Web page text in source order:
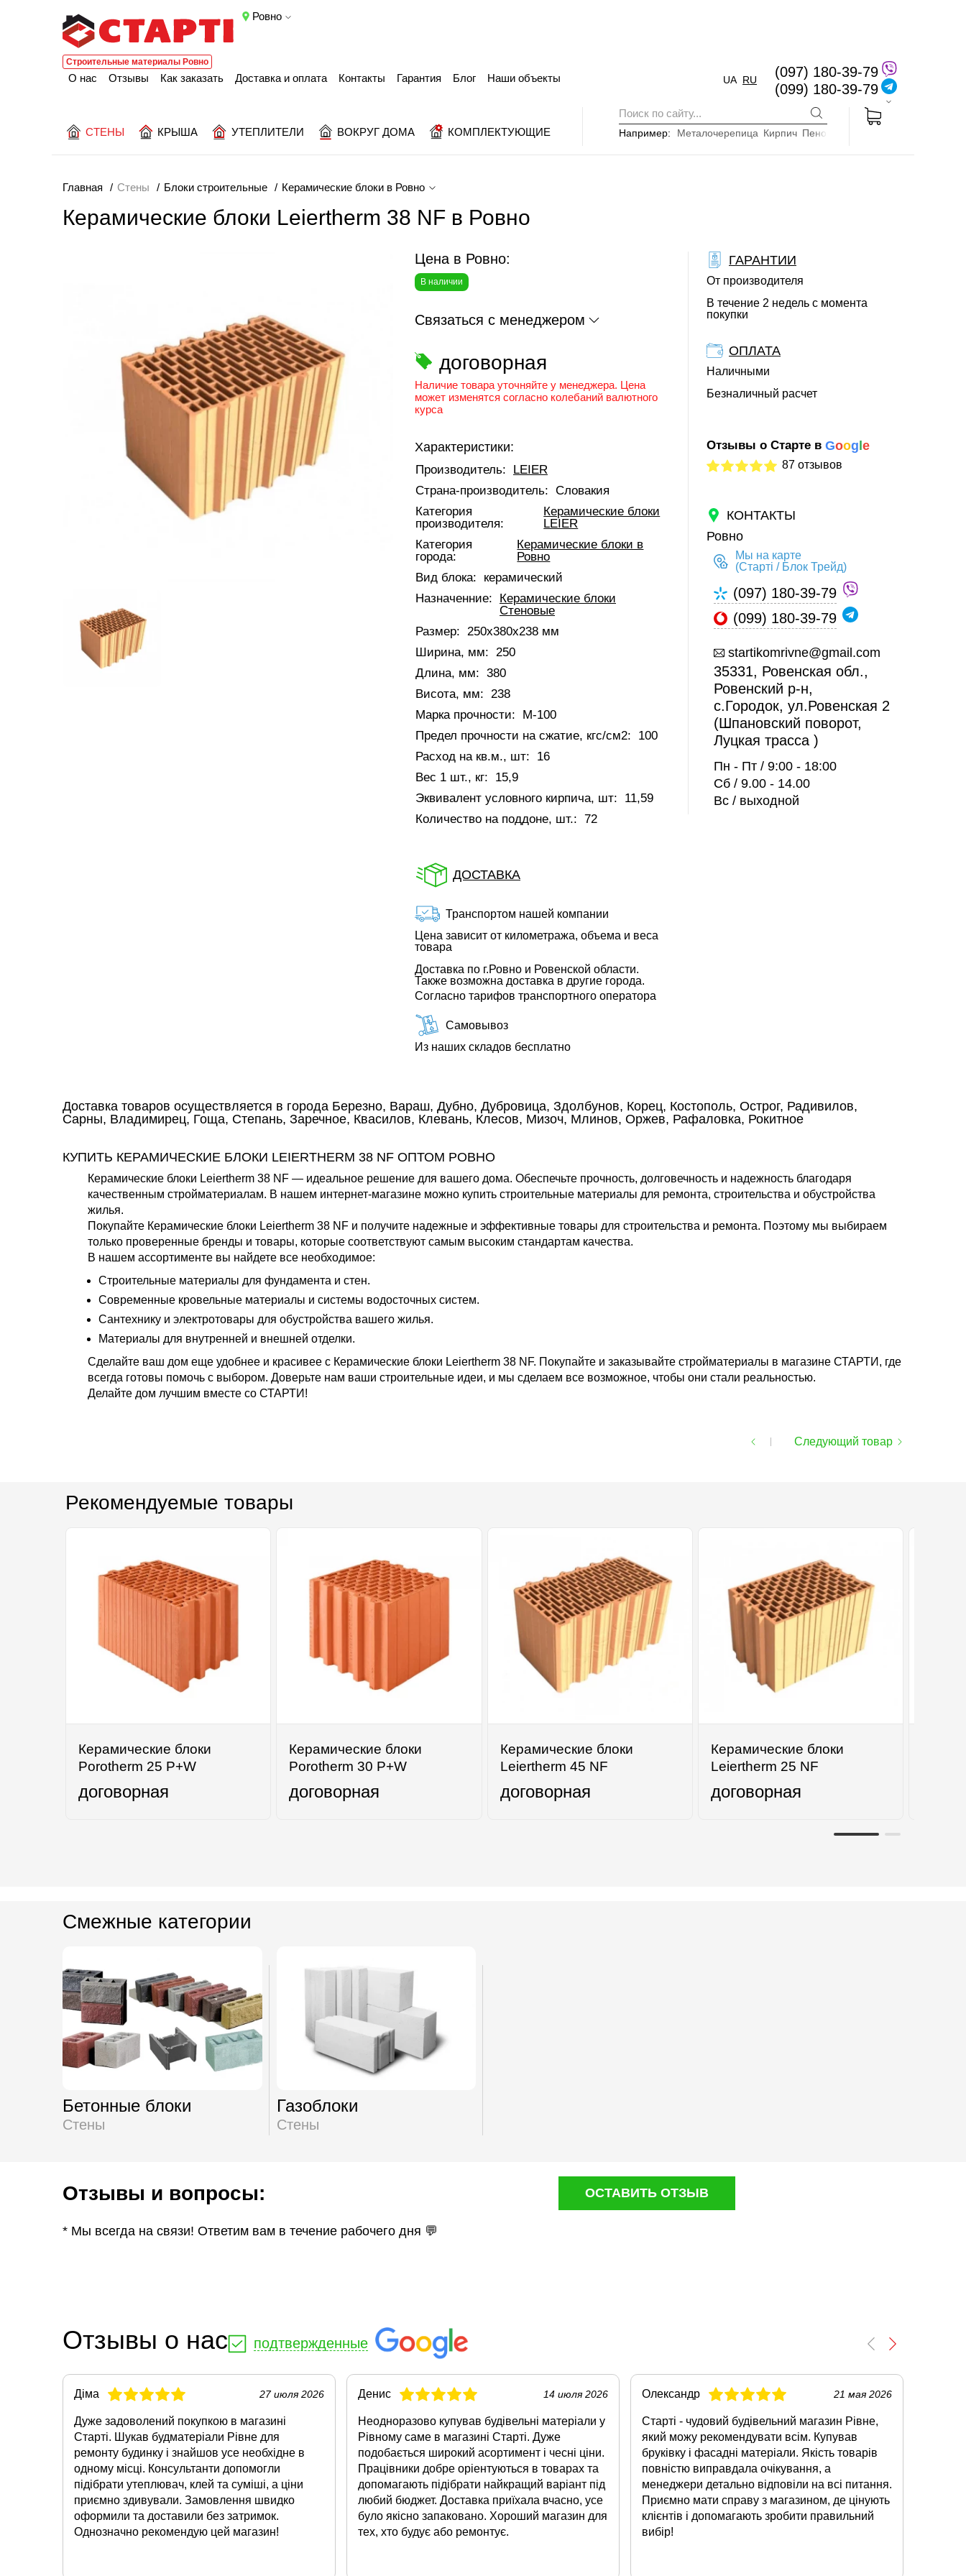
Ровно
Строительные материалы Ровно
Например: Металочерепица Кирпич Пенопласт
СТЕНЫ КРЫША УТЕПЛИТЕЛИ ВОКРУГ ДОМА КОМПЛЕКТУЮЩИЕ
(097) 180-39-79
(099) 180-39-79
О нас Отзывы Как заказать Доставка и оплата Контакты Гарантия Блог Наши объекты UA RU
Главная Стены Блоки строительные Керамические блоки в Ровно
Керамические блоки Leiertherm 38 NF в Ровно
Цена в Ровно:
В наличии
Связаться с менеджером
договорная
Наличие товара уточняйте у менеджера. Цена
может изменятся согласно колебаний валютного
курса
Характеристики:
Производитель:
LEIER
Страна-производитель: Словакия
Категория
производителя:
Керамические блоки
LEIER
Категория
города:
Керамические блоки в
Ровно
Вид блока:
керамический
Назначенние:
Керамические блоки
Стеновые
Размер: 250x380x238 мм
Ширина, мм: 250
Длина, мм: 380
Висота, мм: 238
Марка прочности:
М-100
Предел прочности на сжатие, кгс/см2:
100
Расход на кв.м., шт:
16
Вес 1 шт., кг:
15,9
Эквивалент условного кирпича, шт:
11,59
Количество на поддоне, шт.: 72
ДОСТАВКА
Транспортом нашей компании
Цена зависит от километража, объема и веса
товара
Доставка по г.Ровно и Ровенской области.
Также возможна доставка в другие города.
Согласно тарифов транспортного оператора
Самовывоз
Из наших складов бесплатно
ГАРАНТИИ
От производителя
В течение 2 недель с момента
покупки
ОПЛАТА
Наличными
Безналичный расчет
Отзывы о Старте в Goog e
87 отзывов
КОНТАКТЫ
Ровно
Мы на карте
(Старті / Блок Трейд)
(097) 180-39-79
(099) 180-39-79
startikomrivne@gmail.com
35331, Ровенская обл.,
Ровенский р-н,
с.Городок, ул.Ровенская 2
(Шпановский поворот,
Луцкая трасса )
Пн - Пт / 9:00 - 18:00
Сб / 9.00 - 14.00
Вс / выходной
Доставка товаров осуществляется в города Березно, Вараш, Дубно, Дубровица, Здолбунов, Корец, Костополь, Острог, Радивилов,
Сарны, Владимирец, Гоща, Степань, Заречное, Квасилов, Клевань, Клесов, Мизоч, Млинов, Оржев, Рафаловка, Рокитное
КУПИТЬ КЕРАМИЧЕСКИЕ БЛОКИ LEIERTHERM 38 NF ОПТОМ РОВНО
Керамические блоки Leiertherm 38 NF — идеальное решение для вашего дома. Обеспечьте прочность, долговечность и надежность благодаря
качественным стройматериалам. В нашем интернет-магазине можно купить строительные материалы для ремонта, строительства и обустройства
жилья.
Покупайте Керамические блоки Leiertherm 38 NF и получите надежные и эффективные товары для строительства и ремонта. Поэтому мы выбираем
только проверенные бренды и товары, которые соответствуют самым высоким стандартам качества.
В нашем ассортименте вы найдете все необходимое:
Строительные материалы для фундамента и стен.
Современные кровельные материалы и системы водосточных систем.
Сантехнику и электротовары для обустройства вашего жилья.
Материалы для внутренней и внешней отделки.
Сделайте ваш дом еще удобнее и красивее с Керамические блоки Leiertherm 38 NF. Покупайте и заказывайте стройматериалы в магазине СТАРТИ, где
всегда готовы помочь с выбором. Доверьте нам ваши строительные идеи, и мы сделаем все возможное, чтобы они стали реальностью.
Делайте дом лучшим вместе со СТАРТИ!
Следующий товар
Рекомендуемые товары
Керамические блоки
Porotherm 25 P+W
договорная
Керамические блоки
Porotherm 30 P+W
договорная
Керамические блоки
Leiertherm 45 NF
договорная
Керамичеcкие блоки
Leiertherm 25 NF
договорная
Смежные категории
Бетонные блоки
Стены
Газоблоки
Стены
Отзывы и вопросы: ОСТАВИТЬ ОТЗЫВ
* Мы всегда на связи! Ответим вам в течение рабочего дня 💬
Отзывы о нас подтвержденные
Діма 27 июля 2026
Дуже задоволений покупкою в магазині
Старті. Шукав будматеріали Рівне для
ремонту будинку і знайшов усе необхідне в
одному місці. Консультанти допомогли
підібрати утеплювач, клей та суміші, а ціни
приємно здивували. Замовлення швидко
оформили та доставили без затримок.
Однозначно рекомендую цей магазин!
Денис 14 июля 2026
Неодноразово купував будівельні матеріали у
Рівному саме в магазині Старті. Дуже
подобається широкий асортимент і чесні ціни.
Працівники добре оріентуються в товарах та
допомагають підібрати найкращий варіант під
любий бюджет. Доставка приїхала вчасно, усе
було якісно запаковано. Хороший магазин для
тех, хто будує або ремонтує.
Олександр 21 мая 2026
Старті - чудовий будівельний магазин Рівне,
який можу рекомендувати всім. Купував
бруківку і фасадні матеріали. Якість товарів
повністю виправдала очікування, а
менеджери детально відповіли на всі питання.
Приємно мати справу з магазином, де цінують
клієнтів і допомагають зробити правильний
вибір!